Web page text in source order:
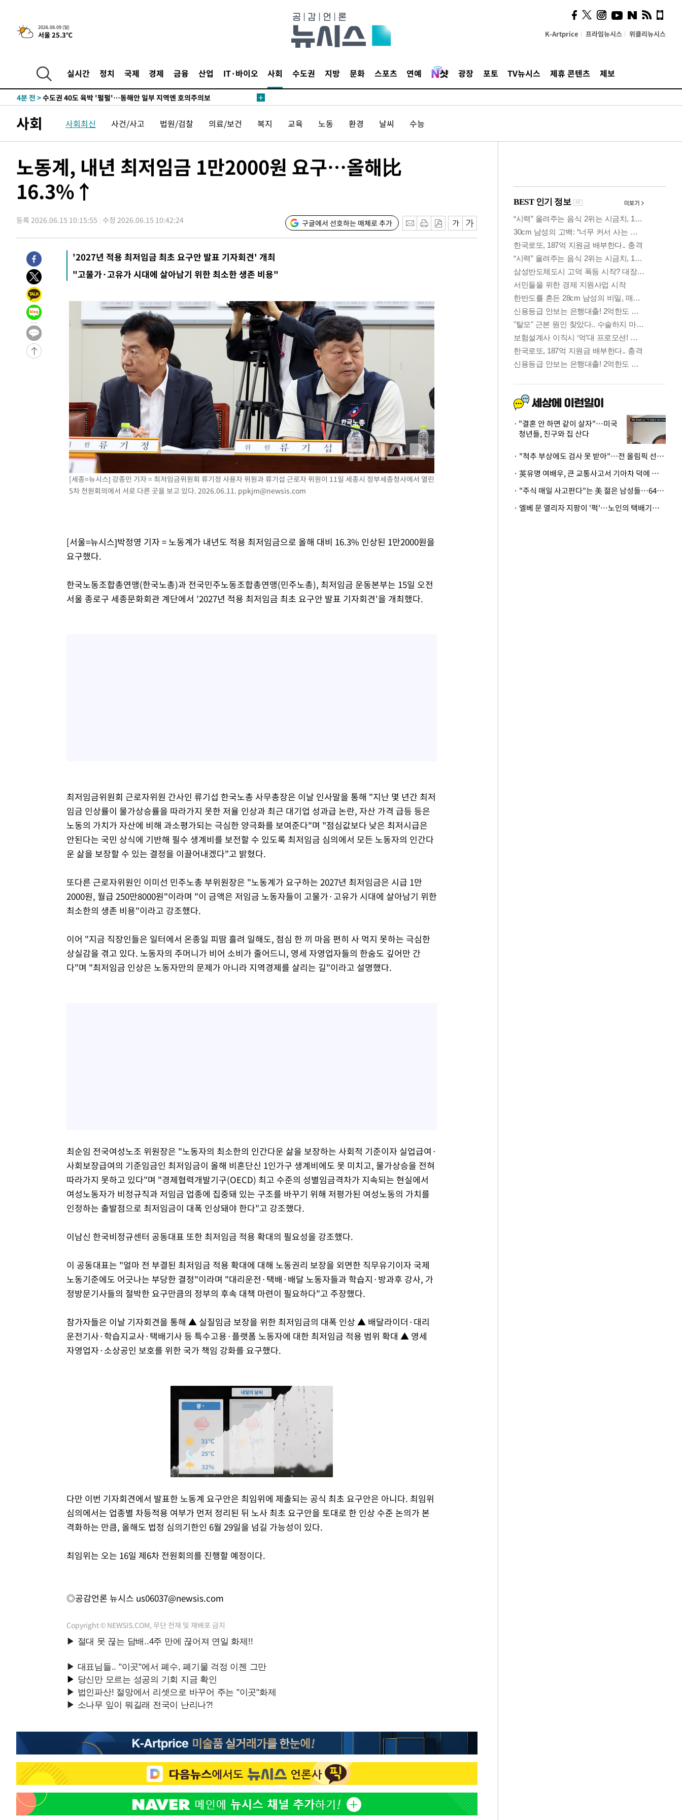
2026.08.09 (일)
서울 25.3℃ K-Artprice 프라임뉴시스 위클리뉴시스
실시간 정치 국제 경제 금융 산업 IT·바이오 사회 수도권 지방 문화 스포츠 연예 광장 포토 TV뉴시스 제휴 콘텐츠 제보
宋 10.17%
-6975초 전 >이강인 "아틀레티코 이적 기뻐…등번호 7번 의미보단 팀 위해 뛸 것"
46초 전 > [속보]이강인 "감독님이 원하는 마음 느꼈고, 많은 트로피 원해 아틀레티
4분 전 >수도권 40도 육박 '펄펄'…동해안 일부 지역엔 호의주의보
21분 전 >온열질환 사망자 3명 늘어…누적 환자 3000명 돌파
2시간 전 >
3시간 전 >
백운산서 80년근 천종산삼 9뿌리 발견…감정가 1.3억원
3시간 전 >선재도서 해루질 나섰다 실종 60대, 닷새 만에 숨진 채 발견
4시간 전 >남자 농구, 나고야 아시안게임서 '홈팀' 일본과 한일전
4시간 전 >여수 오동도 해상서 모터보트 전복…1명 사망·1명 실종
5시간 전 >극한폭염 한풀 꺾이지만…'낮 최고 35도' 무더위, 열대야 계속[다음주
날씨]
6시간 전 >축구협회 "압수수색·성접대 논란 사과…쇄신의 기회로 삼겠다"
6시간 전 > [속보]'압수수색·성접대 논란' 축구협회 "실망과 걱정 안겨드려 죄송"
-17179초 전 > 이란 "호르무즈 재개방 합의 근접…美 배상 선행돼야"
-8226초 전 >
[속보]與최고위원 제주·인천 순회경선…박선원·최민희·서미화·한
민수·김용 순
-8179초 전 >
래 44.56%
-7461초 전 >
[속보]與 대표 경선 제주·인천 당원투표…金 47.75%·鄭 42.08%·
宋 10.17%
-6995초 전 >
이강인 "아틀레티코 이적 기뻐…등번호 7번 의미보단 팀 위해 뛸 것"
-6930초 전 >
[속보]與 당대표 경선, 제주·인천 권리당원 투표 김민석 승리
-704초 전 >
낮 최고 35도 '무더위'…동해안 시간당 30㎜ '강한 비'[내일날씨]
26초 전 >
[속보]이강인 "감독님이 원하는 마음 느꼈고, 많은 트로피 원해 아틀레티
수도권 40도 육박 '펄펄'…동해안 일부 지역엔 호의주의보
온열질환 사망자 3명 늘어…누적 환자 3000명 돌파
강릉에 시간당 81.4㎜ 물폭탄…도로 잠기고 담벼락 붕괴
백운산서 80년근 천종산삼 9뿌리 발견…감정가 1.3억원
선재도서 해루질 나섰다 실종 60대, 닷새 만에 숨진 채 발견
남자 농구, 나고야 아시안게임서 '홈팀' 일본과 한일전
여수 오동도 해상서 모터보트 전복…1명 사망·1명 실종
극한폭염 한풀 꺾이지만…'낮 최고 35도' 무더위, 열대야 계속[다음주
축구협회 "압수수색·성접대 논란 사과…쇄신의 기회로 삼겠다"
사회 사회최신 사건/사고 법원/검찰 의료/보건 복지 교육 노동 환경 날씨 수능
노동계, 내년 최저임금 1만2000원 요구…올해比
16.3%↑
등록 2026.06.15 10:15:55 수정 2026.06.15 10:42:24 구글에서 선호하는 매체로 추가
'2027년 적용 최저임금 최초 요구안 발표 기자회견' 개최
"고물가·고유가 시대에 살아남기 위한 최소한 생존 비용"
[세종=뉴시스] 강종민 기자 = 최저임금위원회 류기정 사용자 위원과 류기섭 근로자 위원이 11일 세종시 정부세종청사에서 열린
5차 전원회의에서 서로 다른 곳을 보고 있다. 2026.06.11. ppkjm@newsis.com
[서울=뉴시스]박정영 기자 = 노동계가 내년도 적용 최저임금으로 올해 대비 16.3% 인상된 1만2000원을
요구했다.
한국노동조합총연맹(한국노총)과 전국민주노동조합총연맹(민주노총), 최저임금 운동본부는 15일 오전
서울 종로구 세종문화회관 계단에서 '2027년 적용 최저임금 최초 요구안 발표 기자회견'을 개최했다.
최저임금위원회 근로자위원 간사인 류기섭 한국노총 사무총장은 이날 인사말을 통해 "지난 몇 년간 최저
임금 인상률이 물가상승률을 따라가지 못한 저율 인상과 최근 대기업 성과급 논란, 자산 가격 급등 등은
노동의 가치가 자산에 비해 과소평가되는 극심한 양극화를 보여준다"며 "점심값보다 낮은 최저시급은
안된다는 국민 상식에 기반해 필수 생계비를 보전할 수 있도록 최저임금 심의에서 모든 노동자의 인간다
운 삶을 보장할 수 있는 결정을 이끌어내겠다"고 밝혔다.
또다른 근로자위원인 이미선 민주노총 부위원장은 "노동계가 요구하는 2027년 최저임금은 시급 1만
2000원, 월급 250만8000원"이라며 "이 금액은 저임금 노동자들이 고물가·고유가 시대에 살아남기 위한
최소한의 생존 비용"이라고 강조했다.
이어 "지금 직장인들은 일터에서 온종일 피땀 흘려 일해도, 점심 한 끼 마음 편히 사 먹지 못하는 극심한
상실감을 겪고 있다. 노동자의 주머니가 비어 소비가 줄어드니, 영세 자영업자들의 한숨도 깊어만 간
다"며 "최저임금 인상은 노동자만의 문제가 아니라 지역경제를 살리는 길"이라고 설명했다.
최순임 전국여성노조 위원장은 "노동자의 최소한의 인간다운 삶을 보장하는 사회적 기준이자 실업급여·
사회보장급여의 기준임금인 최저임금이 올해 비혼단신 1인가구 생계비에도 못 미치고, 물가상승을 전혀
따라가지 못하고 있다"며 "경제협력개발기구(OECD) 최고 수준의 성별임금격차가 지속되는 현실에서
여성노동자가 비정규직과 저임금 업종에 집중돼 있는 구조를 바꾸기 위해 저평가된 여성노동의 가치를
인정하는 출발점으로 최저임금이 대폭 인상돼야 한다"고 강조했다.
이남신 한국비정규센터 공동대표 또한 최저임금 적용 확대의 필요성을 강조했다.
이 공동대표는 "얼마 전 부결된 최저임금 적용 확대에 대해 노동권리 보장을 외면한 직무유기이자 국제
노동기준에도 어긋나는 부당한 결정"이라며 "대리운전·택배·배달 노동자들과 학습지·방과후 강사, 가
정방문기사들의 절박한 요구만큼의 정부의 후속 대책 마련이 필요하다"고 주장했다.
참가자들은 이날 기자회견을 통해 ▲ 실질임금 보장을 위한 최저임금의 대폭 인상 ▲ 배달라이더·대리
운전기사·학습지교사·택배기사 등 특수고용·플랫폼 노동자에 대한 최저임금 적용 범위 확대 ▲ 영세
자영업자·소상공인 보호를 위한 국가 책임 강화를 요구했다.
Mute
다만 이번 기자회견에서 발표한 노동계 요구안은 최임위에 제출되는 공식 최초 요구안은 아니다. 최임위
심의에서는 업종별 차등적용 여부가 먼저 정리된 뒤 노사 최초 요구안을 토대로 한 인상 수준 논의가 본
격화하는 만큼, 올해도 법정 심의기한인 6월 29일을 넘길 가능성이 있다.
최임위는 오는 16일 제6차 전원회의를 진행할 예정이다.
◎공감언론 뉴시스 us06037@newsis.com
Copyright © NEWSIS.COM, 무단 전재 및 재배포 금지
사이 해답 찾았죠"…알을
깨고 나온 '초자아'
"결혼 안 하면 같이 살자"…미국
청년들, 친구와 집 산다
· "척추 부상에도 검사 못 받아"…전 올림픽 선수, 美봅슬레이협회 상대 소송
· 英유명 여배우, 큰 교통사고서 기아차 덕에 살았다
· "주식 매일 사고판다"는 美 젊은 남성들…64%가 "나는 인생의 패배자“
· 엘베 문 열리자 지팡이 '퍽'…노인의 택배기사 폭행 이유